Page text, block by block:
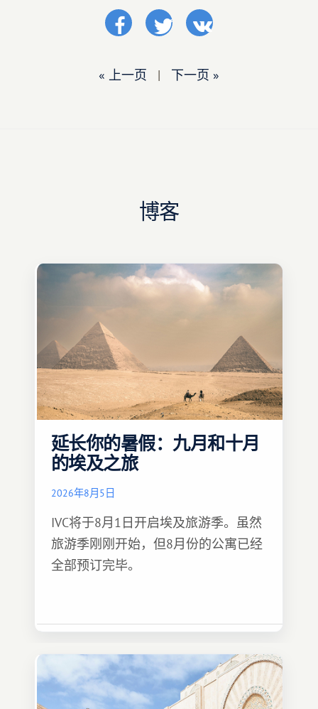
« 上一页 | 下一页 »
博客
延长你的暑假：九月和十月
的埃及之旅
2026年8月5日
IVC将于8月1日开启埃及旅游季。虽然
旅游季刚刚开始，但8月份的公寓已经
全部预订完毕。